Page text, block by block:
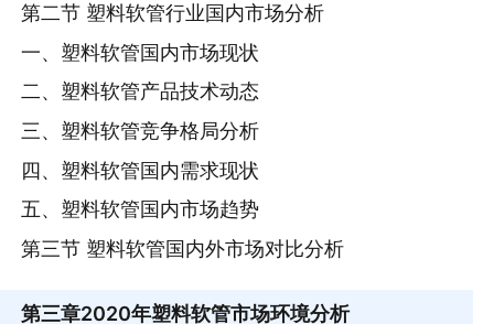
第二节 塑料软管行业国内市场分析
一、塑料软管国内市场现状
二、塑料软管产品技术动态
三、塑料软管竞争格局分析
四、塑料软管国内需求现状
五、塑料软管国内市场趋势
第三节 塑料软管国内外市场对比分析
第三章2020年塑料软管市场环境分析